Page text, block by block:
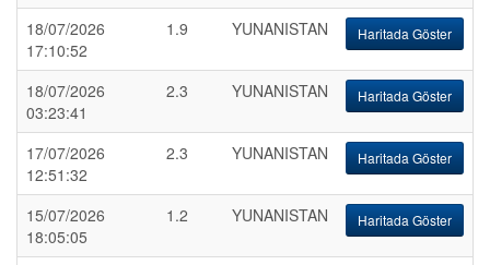
18/07/2026
17:10:52
1.9 YUNANISTAN Haritada Göster
18/07/2026
03:23:41
2.3 YUNANISTAN Haritada Göster
17/07/2026
12:51:32
2.3 YUNANISTAN Haritada Göster
15/07/2026
18:05:05
1.2 YUNANISTAN Haritada Göster